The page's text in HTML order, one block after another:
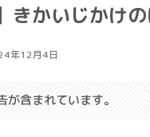
きかいじかけ
年12月4日
含まれています。